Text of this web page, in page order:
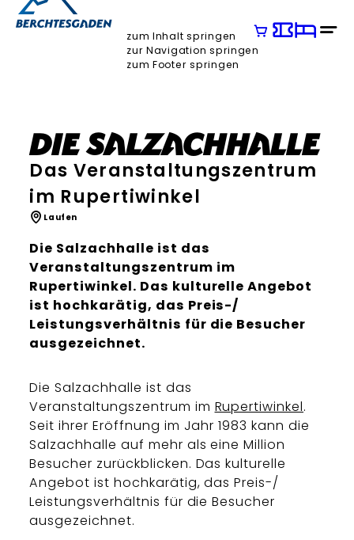
zum Inhalt springen
zur Navigation springen
zum Footer springen
Die Salzachhalle
Das Veranstaltungszentrum
im Rupertiwinkel
Laufen
Die Salzachhalle ist das
Veranstaltungszentrum im
Rupertiwinkel. Das kulturelle Angebot
ist hochkarätig, das Preis-/
Leistungsverhältnis für die Besucher
ausgezeichnet.
Die Salzachhalle ist das
Veranstaltungszentrum im Rupertiwinkel.
Seit ihrer Eröffnung im Jahr 1983 kann die
Salzachhalle auf mehr als eine Million
Besucher zurückblicken. Das kulturelle
Angebot ist hochkarätig, das Preis-/
Leistungsverhältnis für die Besucher
ausgezeichnet.